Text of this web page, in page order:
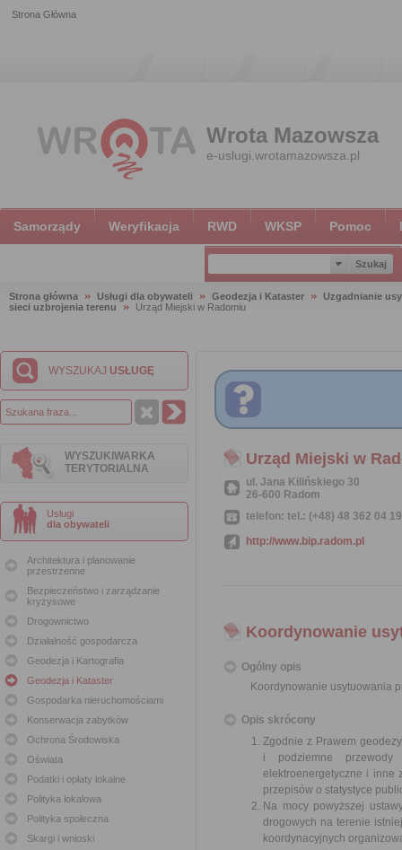
Strona Główna
Wrota Mazowsza
e-uslugi.wrotamazowsza.pl
Samorządy Weryfikacja RWD WKSP Pomoc
Strona główna Usługi dla obywateli Geodezja i Kataster
Uzgadnianie
sieci uzbrojenia terenu
Urząd Miejski w Radomiu
WYSZUKAJ USŁUGĘ
WYSZUKIWARKA
TERYTORIALNA
Usługi
dla obywateli
Architektura i planowanie
przestrzenne
Bezpieczeństwo i zarządzanie
kryzysowe
Drogownictwo
Działalność gospodarcza
Geodezja i Kartografia
Geodezja i Kataster
Gospodarka nieruchomościami
Konserwacja zabytków
Ochrona Środowiska
Oświata
Podatki i opłaty lokalne
Polityka lokalowa
Polityka społeczna
Skargi i wnioski
Urząd Miejski w
ul. Jana Kilińskiego 30
26-600 Radom
telefon: tel.: (+48) 48 362 04
http://www.bip.radom.pl
Koordynowanie
Ogólny opis
Koordynowanie usytuowania
Opis skrócony
Zgodnie z Prawem
i podziemne przewody
elektroenergetyczne i inne
przepisów o statystyce
Na mocy powyższej
drogowych na terenie
koordynacyjnych